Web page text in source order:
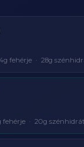
fehérje · 28g
fehérje · 20g szénhidrát